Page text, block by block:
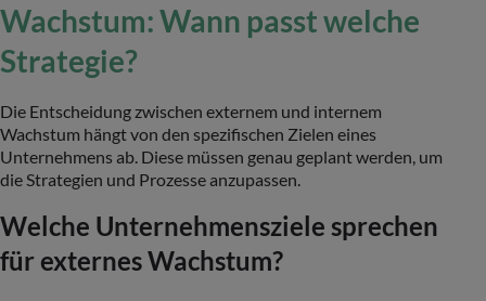
Wachstum: Wann passt welche
Strategie?
Die Entscheidung zwischen externem und internem
Wachstum hängt von den spezifischen Zielen eines
Unternehmens ab. Diese müssen genau geplant werden, um
die Strategien und Prozesse anzupassen.
Welche Unternehmensziele sprechen
für externes Wachstum?